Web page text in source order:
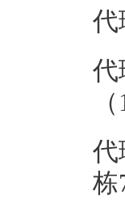
代
代
代
栋